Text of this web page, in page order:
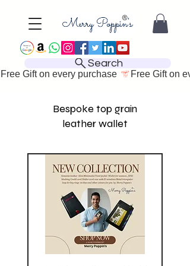
Search
Free Gift on every purchase
Bespoke top grain
leather wallet